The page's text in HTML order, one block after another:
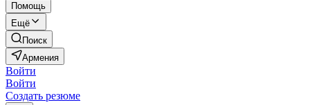
Помощь
Ещё
Поиск
Армения
Войти
Войти
Создать резюме